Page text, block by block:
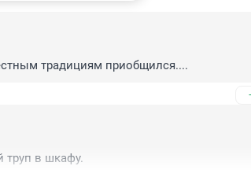
традициям приобщился....
труп в шкафу.